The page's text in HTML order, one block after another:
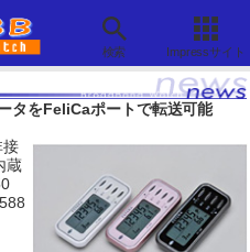
検索 Impressサイト
タをFeliCaポートで転送可能
蔵